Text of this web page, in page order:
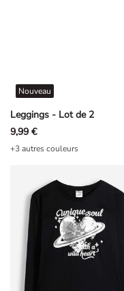
Leggings - Lot de 2
Nouveau
9,99 €
+3 autres couleurs